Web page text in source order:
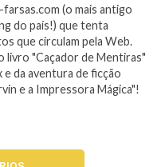
(o mais antigo
do país!) que tenta
que circulam pela Web.
livro "Caçador de Mentiras"
da aventura de ficção
e a Impressora Mágica"!